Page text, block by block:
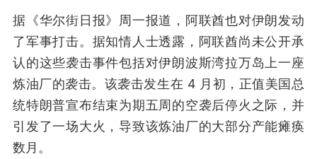
据《华尔街日报》周一报道，阿联酋也对伊朗发动
了军事打击。据知情人士透露，阿联酋尚未公开承
认的这些袭击事件包括对伊朗波斯湾拉万岛上一座
炼油厂的袭击。该袭击发生在 4 月初，正值美国总
统特朗普宣布结束为期五周的空袭后停火之际，并
引发了一场大火，导致该炼油厂的大部分产能瘫痪
数月。